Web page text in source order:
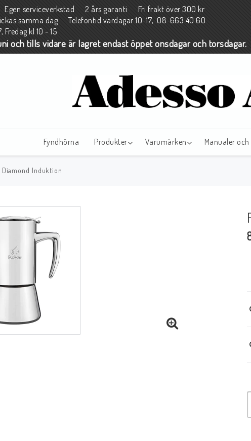
Egen serviceverkstad 2 års garanti Fri frakt över 300 kr
samma dag Telefontid vardagar 10-17, 08-663 40 60
Fredag kl 10 - 15
och tills vidare är lagret endast öppet onsdagar och torsdagar.
Fyndhörna Produkter Varumärken Manualer och
Diamond Induktion